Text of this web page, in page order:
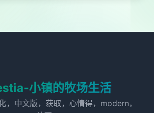
小镇的牧场生活
，中文版，获取，心情得，modern，